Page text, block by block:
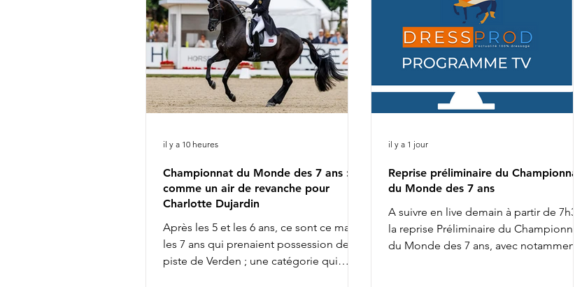
Championnat du Monde des 7 ans :
comme un air de revanche pour
Charlotte Dujardin
Après les 5 et les 6 ans, ce sont ce matin
les 7 ans qui prenaient possession de la
piste de Verden ; une catégorie qui
il y a 10 heures
Reprise préliminaire du Championnat
du Monde des 7 ans
A suivre en live demain à partir de 7h30 :
la reprise Préliminaire du Championnat
du Monde des 7 ans, avec notamment :
il y a 1 jour